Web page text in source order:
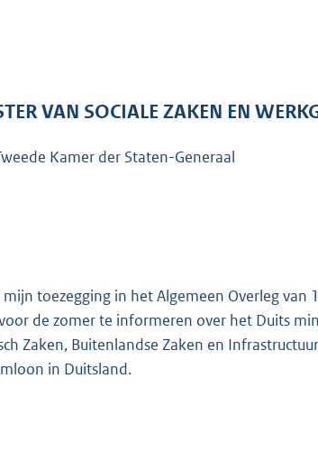
r
o
1
K
b
VAN SOCIALE ZAKEN EN
Kamer der Staten-Generaal
toezegging in het Algemeen Overleg van
de zomer te informeren over het Duits
Zaken, Buitenlandse Zaken en
in Duitsland.